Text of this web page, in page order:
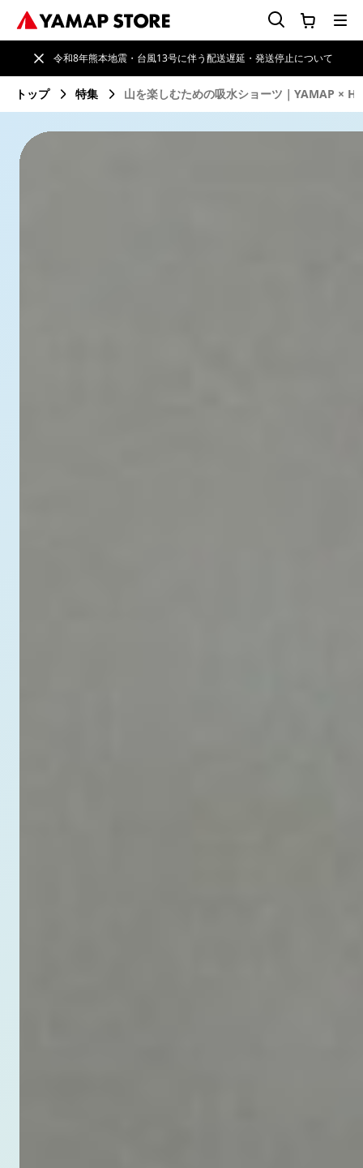
令和8年熊本地震・台風13号に伴う配送遅延・発送停止について
トップ 特集 山を楽しむための吸水ショーツ｜YAMAP ×